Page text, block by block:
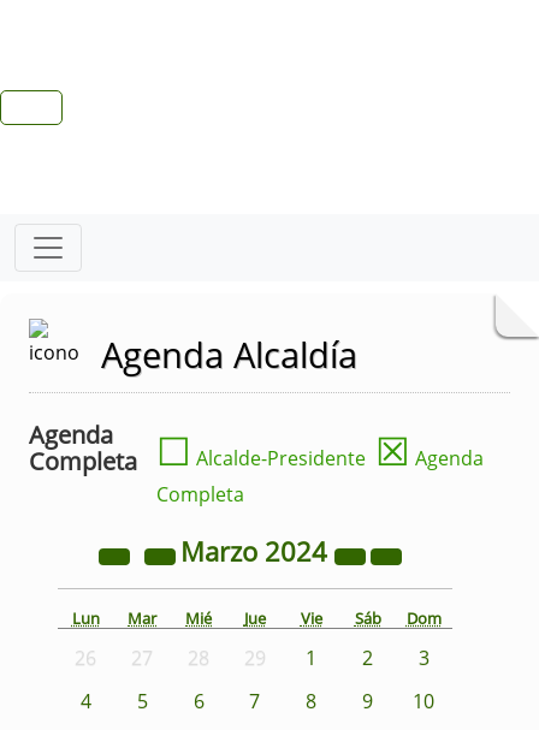
Agenda Alcaldía
Agenda
Completa
☐ Alcalde-Presidente ☒ Agenda
Completa
Marzo 2024
Lun Mar Mié Jue Vie Sáb Dom
26 27 28 29 1 2
3
4
5 6 7 8 9
10